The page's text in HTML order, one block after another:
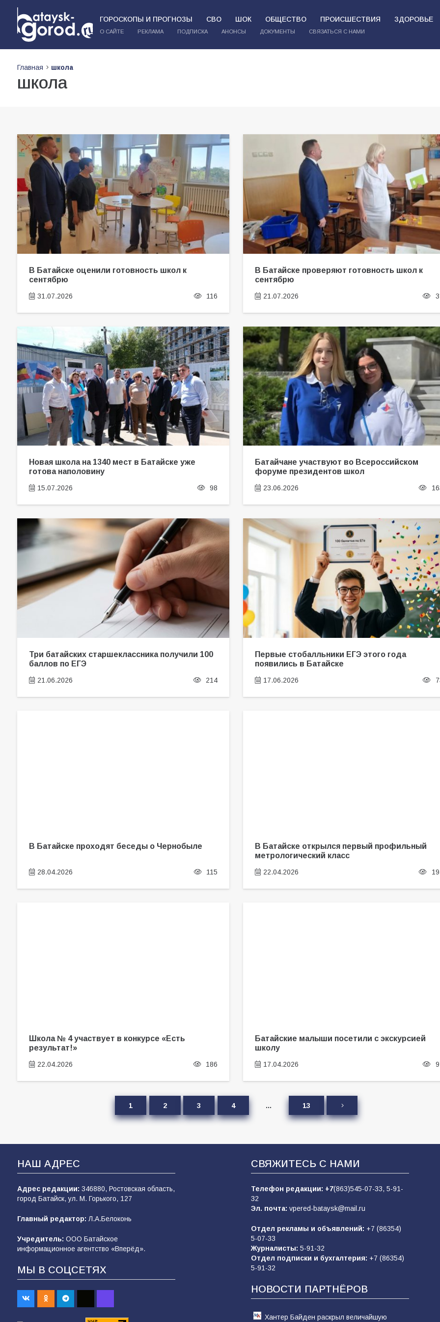
ГОРОСКОПЫ И ПРОГНОЗЫ СВО ШОК ОБЩЕСТВО ПРОИСШЕСТВИЯ ЗДОРОВЬЕ
О САЙТЕ РЕКЛАМА ПОДПИСКА АНОНСЫ ДОКУМЕНТЫ СВЯЗАТЬСЯ С НАМИ
Главная школа
школа
В Батайске оценили готовность школ к
сентябрю
31.07.2026 116
В Батайске проверяют готовность школ к
сентябрю
21.07.2026
Новая школа на 1340 мест в Батайске уже
готова наполовину
15.07.2026 98
Батайчане участвуют во Всероссийском
форуме президентов школ
23.06.2026
Три батайских старшеклассника получили 100
баллов по ЕГЭ
21.06.2026 214
Первые стобалльники ЕГЭ этого года
появились в Батайске
17.06.2026
В Батайске проходят беседы о Чернобыле
28.04.2026 115
В Батайске открылся первый профильный
метрологический класс
22.04.2026
Школа № 4 участвует в конкурсе «Есть
результат!»
22.04.2026 186
Батайские малыши посетили с экскурсией
школу
17.04.2026
1 2 3 4 … 13
НАШ АДРЕС
Адрес редакции: 346880, Ростовская область,
город Батайск, ул. М. Горького, 127
Главный редактор: Л.А.Белоконь
Учредитель: ООО Батайское
информационное агентство «Вперёд».
МЫ В СОЦСЕТЯХ
СВЯЖИТЕСЬ С НАМИ
Телефон редакции: +7(863)545-07-33, 5-91-
32
Эл. почта: vpered-bataysk@mail.ru
Отдел рекламы и объявлений: +7 (86354)
5-07-33
Журналисты: 5-91-32
Отдел подписки и бухгалтерия: +7 (86354)
5-91-32
НОВОСТИ ПАРТНЁРОВ
Хантер Байден раскрыл величайшую